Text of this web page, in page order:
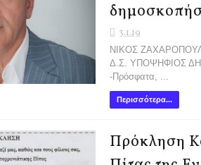
3.1.19
ΝΙΚΟΣ
Δ.Σ. ΥΠΟΨΗΦΙΟΣ
-Πρόσφατα, ...
Περισσότερα...
Πρόκληση